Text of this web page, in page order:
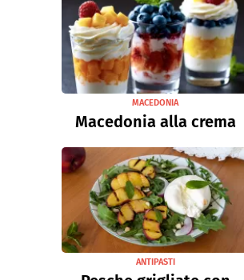
MACEDONIA
Macedonia alla crema
ANTIPASTI